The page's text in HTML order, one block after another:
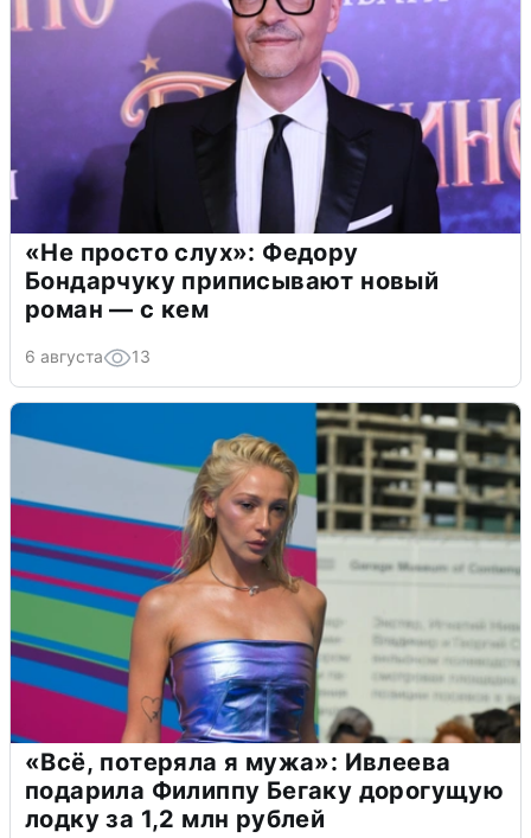
«Не просто слух»: Федору
Бондарчуку приписывают новый
роман — с кем
6 августа 13
«Всё, потеряла я мужа»: Ивлеева
подарила Филиппу Бегаку дорогущую
лодку за 1,2 млн рублей